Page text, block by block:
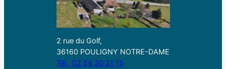
2 rue du Golf,
36160 POULIGNY NOTRE-DAME
Tél : 02 54 30 21 15